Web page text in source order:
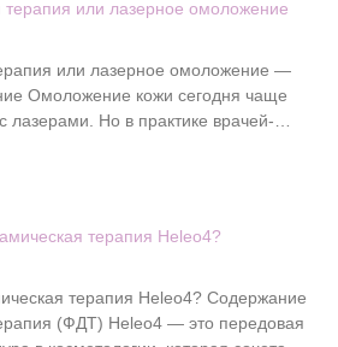
или лазерное омоложение —
Омоложение кожи сегодня чаще
лазерами. Но в практике врачей-
терапия Heleo4? Содержание
(ФДТ) Heleo4 — это передовая